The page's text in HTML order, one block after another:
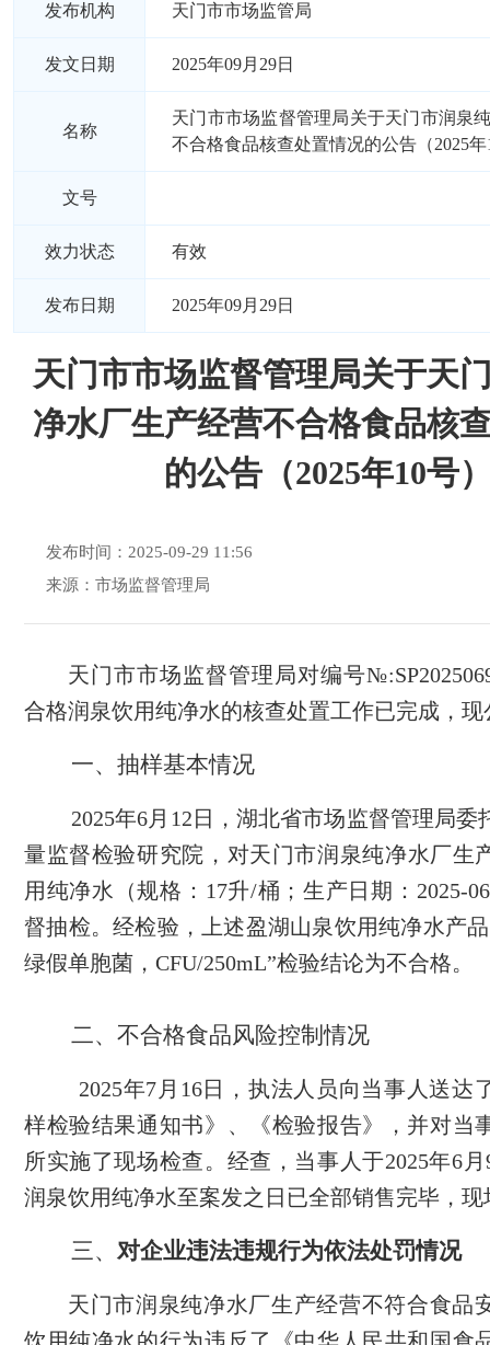
发布机构 天门市市场监管局
发文日期 2025年09月29日
名称
天门市市场监督管理局关于天门市润泉
不合格食品核查处置情况的公告（2025年
文号
效力状态 有效
发布日期 2025年09月29日
天门市市场监督管理局关于天
净水厂生产经营不合格食品核
的公告（2025年10号
发布时间：2025-09-29 11:56
来源：市场监督管理局
天门市市场监督管理局对编号
合格润泉饮用纯净水的核查处置工作已完成，现
一、抽样基本情况
2025年6月 12 日， 湖北省市场监督管理局委
量监督检验研究院 ， 对天门市润 泉纯净水厂生
用纯净水 （规格： 17升/桶；生产日期： 2025-
督抽检。经检验 ， 上述盈湖山泉饮用纯净水产
绿假单胞菌，CFU/250mL”检验结论为不合格。
二、不合格食品风险控制情况
2025年7月16日，执法人员向当事人送达
样检验结果通知书》、《检验报告》，并对当
所实施了现场检查。经查，当事人于2025年6
润泉饮用纯净水至案发之日已全部销售完毕，现
三、 对企业违法违规行为依法处罚情况
天门市润泉纯净水厂生产经营不符合食品